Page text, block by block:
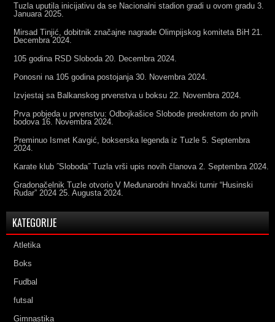
Tuzla uputila inicijativu da se Nacionalni stadion gradi u ovom gradu 3.
Januara 2025.
Mirsad Tinjić, dobitnik značajne nagrade Olimpijskog komiteta BiH 21.
Decembra 2024.
105 godina RSD Sloboda 20. Decembra 2024.
Ponosni na 105 godina postojanja 30. Novembra 2024.
Izvjestaj sa Balkanskog prvenstva u boksu 22. Novembra 2024.
Prva pobjeda u prvenstvu: Odbojkašice Slobode preokretom do prvih
bodova 16. Novembra 2024.
Preminuo Ismet Kavgić, bokserska legenda iz Tuzle 5. Septembra
2024.
Karate klub ˝Sloboda˝ Tuzla vrši upis novih članova 2. Septembra 2024.
Gradonačelnik Tuzle otvorio V Međunarodni hrvački turnir “Husinski
Rudar” 2024 25. Augusta 2024.
KATEGORIJE
Atletika
Boks
Fudbal
futsal
Gimnastika